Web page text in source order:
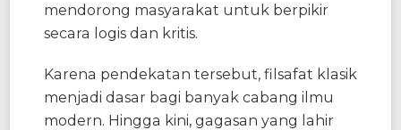
mendorong masyarakat untuk berpikir
secara logis dan kritis.
Karena pendekatan tersebut, filsafat klasik
menjadi dasar bagi banyak cabang ilmu
modern. Hingga kini, gagasan yang lahir